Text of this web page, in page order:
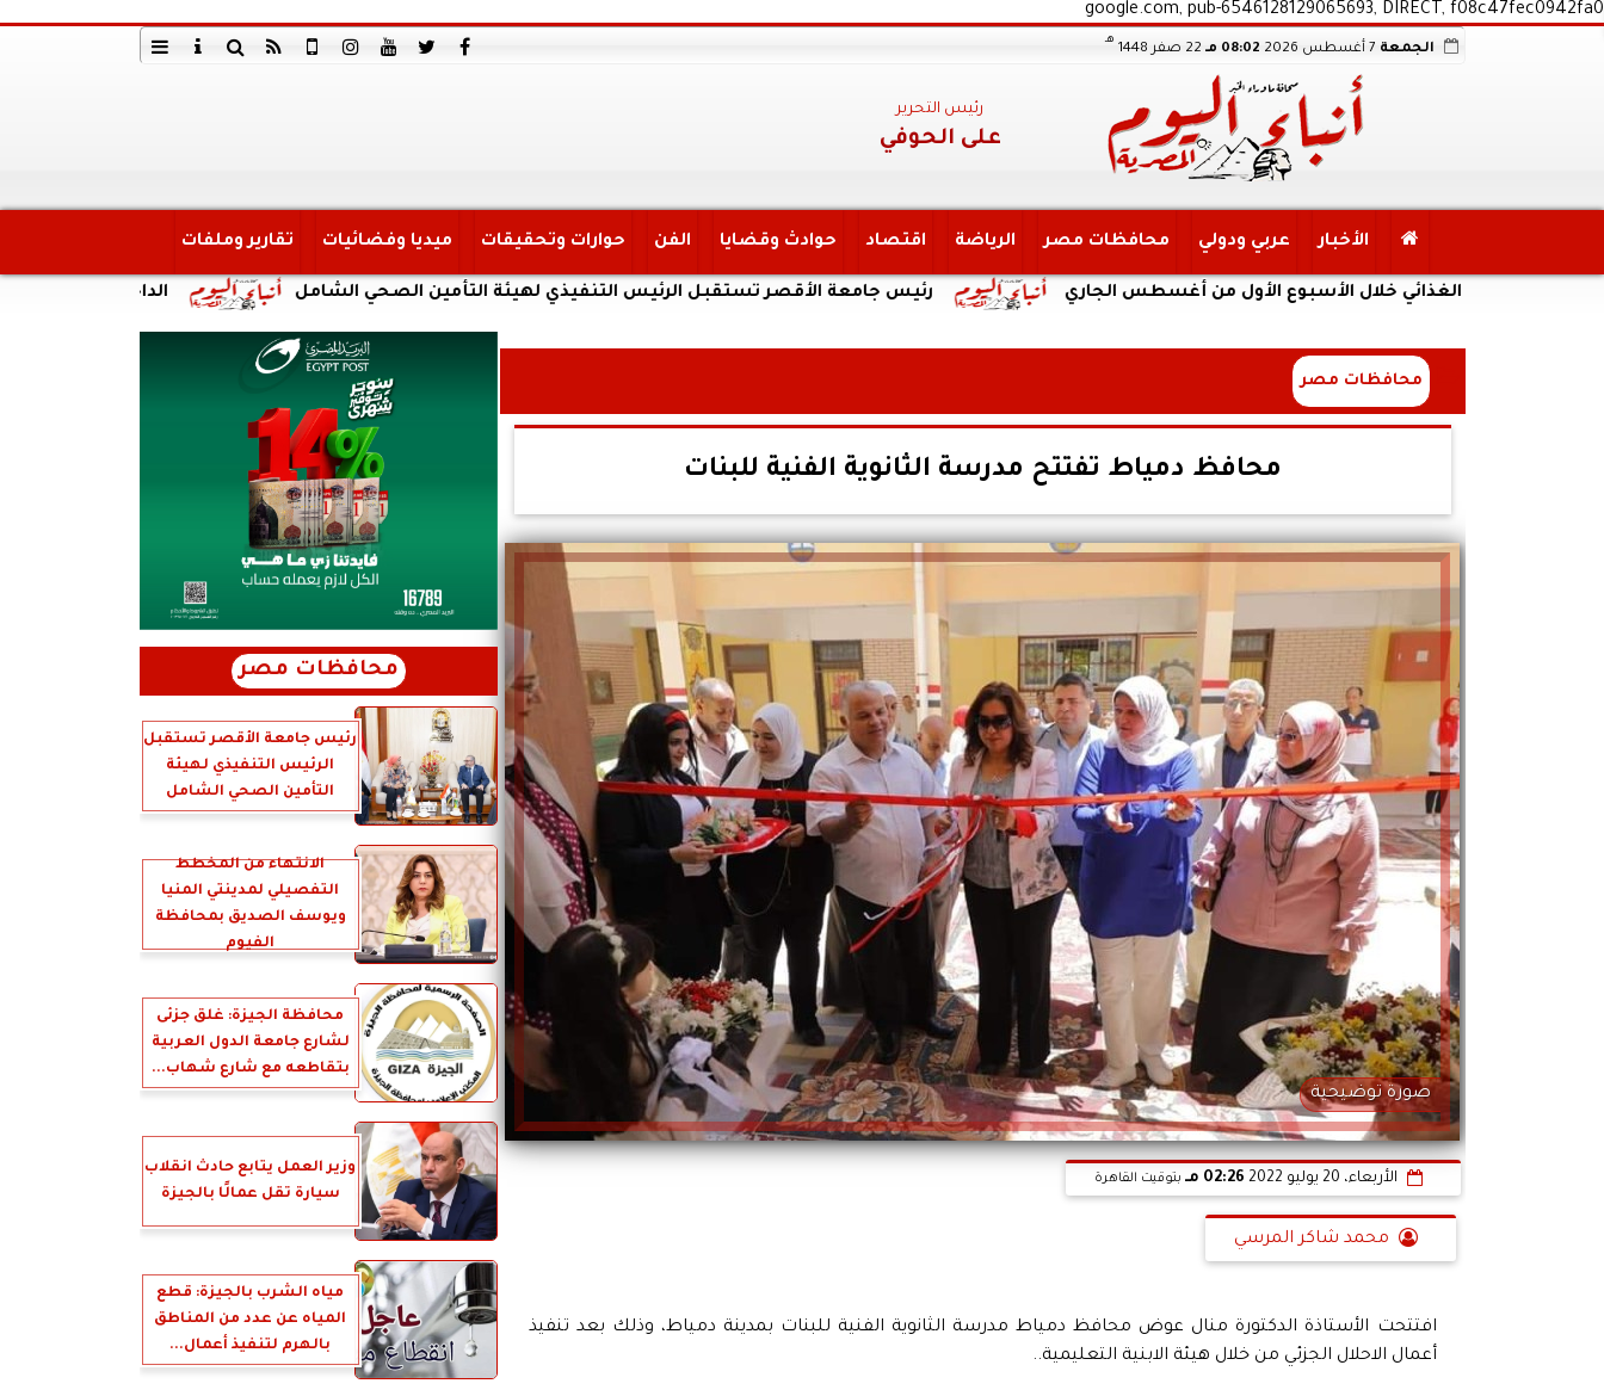
google.com, pub-6546128129065693, DIRECT, f08c47fec0942fa0
الجمعة 08:02 مـ 22 صفر 1448
هـ
رئيس التحرير
على الحوفي
الأخبار عربي ودولي محافظات مصر الرياضة اقتصاد حوادث وقضايا الفن حوارات وتحقيقات ميديا وفضائيات تقارير وملفات
الداخلية: ضبط أحد الأشخاص رئيس جامعة الأقصر تستقبل الرئيس التنفيذي لهيئة التأمين الصحي الشامل الغذائي خلال الأسبوع الأول من أغسطس الجاري
محافظات مصر
محافظ دمياط تفتتح مدرسة الثانوية الفنية للبنات
صورة توضيحية
الأربعاء، 20 يوليو 2022 02:26 مـ بتوقيت القاهرة
محمد شاكر المرسي
افتتحت الأستاذة الدكتورة منال عوض محافظ دمياط مدرسة الثانوية الفنية للبنات بمدينة دمياط، وذلك بعد تنفيذ
أعمال الاحلال الجزئي من خلال هيئة الابنية التعليمية..
محافظات مصر
رئيس جامعة الأقصر تستقبل
الرئيس التنفيذي لهيئة
التأمين الصحي الشامل
الانتهاء من المخطط
التفصيلي لمدينتي المنيا
ويوسف الصديق بمحافظة
الفيوم
محافظة الجيزة: غلق جزئى
لشارع جامعة الدول العربية
بتقاطعه مع شارع شهاب...
وزير العمل يتابع حادث انقلاب
سيارة تقل عمالًا بالجيزة
مياه الشرب بالجيزة: قطع
المياه عن عدد من المناطق
بالهرم لتنفيذ أعمال...